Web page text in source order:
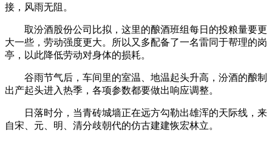
接，风雨无阻。
取汾酒股份公司比拟，这里的酿酒班组每日的投粮量要更
大一些，劳动强度更大。所以又多配备了一名雷同于帮理的岗
亭，以此降低劳动对身体的损耗。
谷雨节气后，车间里的室温、地温起头升高，汾酒的酿制
出产起头进入热季，各项参数都要做出响应调整。
日落时分，当青砖城墙正在远方勾勒出雄浑的天际线，来
自宋、元、明、清分歧朝代的仿古建建恢宏林立。